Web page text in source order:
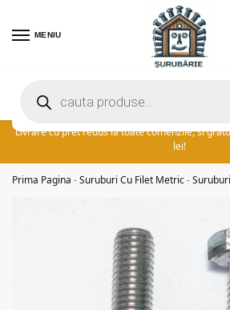
MENIU
reducere la comenzile peste 300 lei!
Livrare cu pret redus la toate comenzile, si
lei!
Prima Pagina - Suruburi Cu Filet Metric -